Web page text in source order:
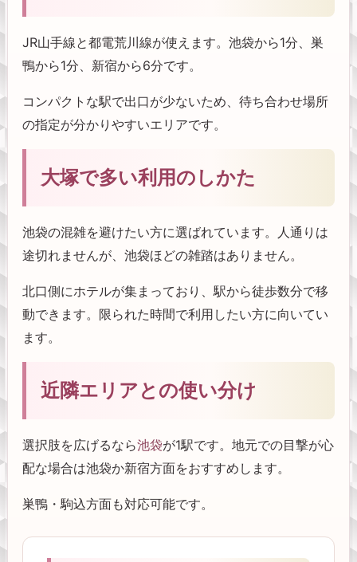
JR山手線と都電荒川線が使えます。池袋から1分、巣
鴨から1分、新宿から6分です。
コンパクトな駅で出口が少ないため、待ち合わせ場所
の指定が分かりやすいエリアです。
大塚で多い利用のしかた
池袋の混雑を避けたい方に選ばれています。人通りは
途切れませんが、池袋ほどの雑踏はありません。
北口側にホテルが集まっており、駅から徒歩数分で移
動できます。限られた時間で利用したい方に向いてい
ます。
近隣エリアとの使い分け
選択肢を広げるなら池袋が1駅です。地元での目撃が心
配な場合は池袋か新宿方面をおすすめします。
巣鴨・駒込方面も対応可能です。